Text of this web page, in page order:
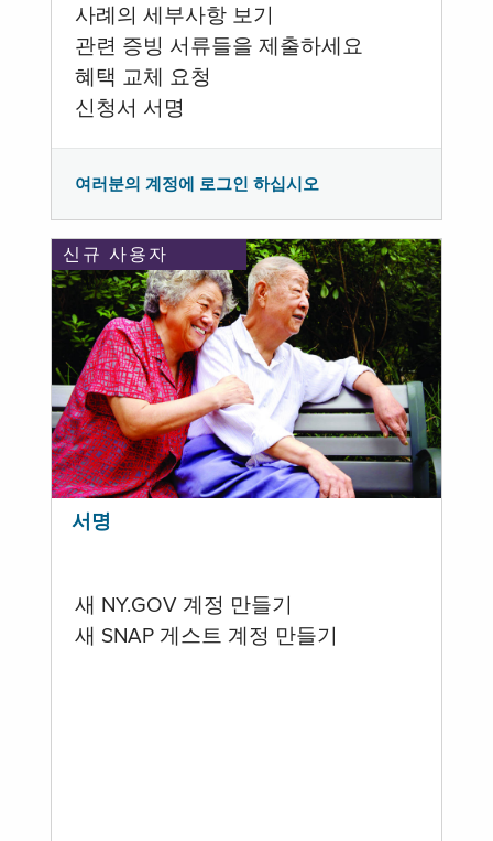
사례의 세부사항 보기
관련 증빙 서류들을 제출하세요
혜택 교체 요청
신청서 서명
여러분의 계정에 로그인 하십시오
신규 사용자
서명
새 NY.GOV 계정 만들기
새 SNAP 게스트 계정 만들기